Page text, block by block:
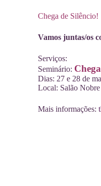
Chega de Silêncio!
Vamos juntas/os
Serviços:
Seminário:
Dias: 27 e 28 de
Local: Salão
Mais informações: